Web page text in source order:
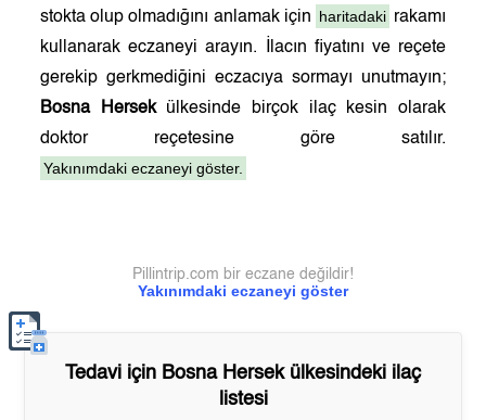
stokta olup olmadığını anlamak için haritadaki rakamı
kullanarak eczaneyi arayın. İlacın fiyatını ve reçete
gerekip gerkmediğini eczacıya sormayı unutmayın;
Bosna Hersekülkesinde birçok ilaç kesin olarak
doktor reçetesine göre satılır.
Yakınımdaki eczaneyi göster.
Yakınımdaki eczaneyi göster
Pillintrip.com bir eczane değildir!
Tedavi için Bosna Hersekülkesindeki ilaç
listesi